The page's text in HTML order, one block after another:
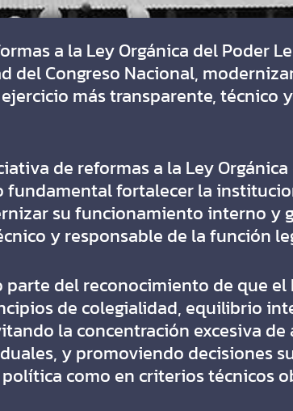
a la Ley Orgánica del Poder
del Congreso Nacional,
más transparente, técnico
de reformas a la Ley
fundamental fortalecer la
su funcionamiento interno y
y responsable de la función
parte del reconocimiento de que
de colegialidad, equilibrio
la concentración excesiva
y promoviendo decisiones
como en criterios técnicos